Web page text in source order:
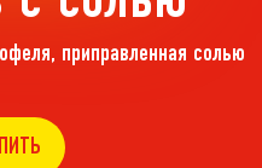
приправленная солью